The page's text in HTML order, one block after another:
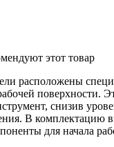
этот товар
расположены
поверхности.
снизив
В комплектацию
для начала